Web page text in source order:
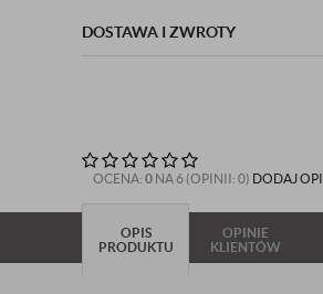
DOSTAWA I ZWROTY
OCENA: 0 NA 6 (OPINII: 0) DODAJ
OPIS
PRODUKTU
OPINIE
KLIENTÓW